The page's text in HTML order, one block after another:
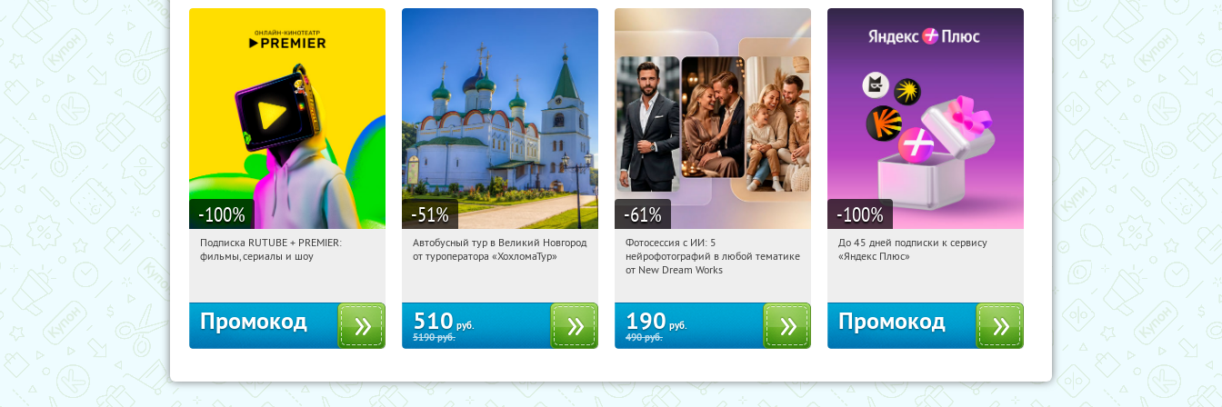
-100%
00:01:33 Получили:
Подписка RUTUBE + PREMIER:
фильмы, сериалы и шоу
Промокод
-51%
00:01:33 Купили:2
Автобусный тур в Великий Новгород
от туроператора «ХохломаТур»
510 руб.
5190руб.
-61%
00:01:33
Россия
Фотосессия с ИИ: 5
нейрофотографий в любой тематике
от New Dream Works
190 руб.
490руб.
-100%
00:01:33 Получили:
До 45 дней подписки к сервису
«Яндекс Плюс»
Промокод